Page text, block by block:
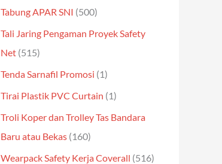
Tabung APAR SNI (500)
Tali Jaring Pengaman Proyek Safety
Net (515)
Tenda Sarnafil Promosi (1)
Tirai Plastik PVC Curtain (1)
Troli Koper dan Trolley Tas Bandara
Baru atau Bekas (160)
Wearpack Safety Kerja Coverall (516)